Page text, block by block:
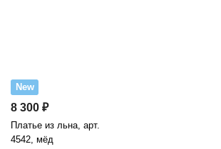
New
8 300 ₽
Платье из льна, арт.
4542, мёд